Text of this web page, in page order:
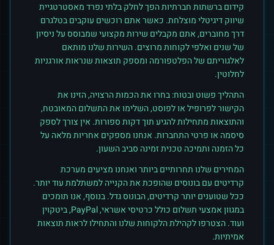
קידום ברשתות חברתיות הפך לחלק בלתי נפרד מאסטרטגיית
שיווק דיגיטלי מוצלחת. כאשר אתם רוכשים עוקביםבטלגרם
דרך מחוברים, אתם מקבלים שירות מקצועי שמבוסס על ניסיון
של שנים ואלפי לקוחות מרוצים. השירות שלנו מותאם
לאלגוריתם של הפלטפורמה ומספק תוצאות שנראות אורגניות
לחלוטין.
התהליך פשוט ובטוח: בחרו את הכמות הרצויה, הזינו את
הקישור לפרופיל או לפוסט, השלימו את התשלום המאובטח,
והתוצאות מתחילות להגיע תוך דקות ספורות. אין צורך לספק
סיסמה או פרטי התחברות. אנחנו מספקים אחריות מלאה על
כל הזמנה ותמיכה טכנית זמינה סביב השעון.
המחירים שלנו תחרותיים ביותר ואנחנו מציעים מערכת
קרדיטים עם בונוסים שהופכת את הקנייה למשתלמת עוד יותר.
ככל שטוענים יותר קרדיטים, הבונוס גדל. בנוסף, אנו תומכים
במגוון אמצעי תשלום כולל כרטיסי אשראי, PayPal, ביטקוין
ועוד. הצטרפו לקהילת הלקוחות שלנו והתחילו לראות תוצאות
אמיתיות.